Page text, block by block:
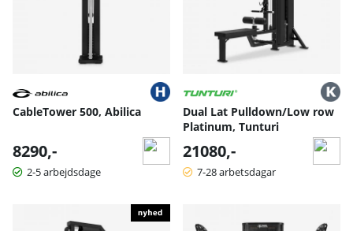
CableTower 500, Abilica
8290,-
2-5 arbejdsdage
Dual Lat Pulldown/Low row
Platinum, Tunturi
21080,-
7-28 arbetsdagar